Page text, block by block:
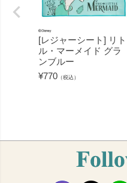
[レジャーシート] リト
ル・マーメイド グラ
ンブルー
¥770 （税込）